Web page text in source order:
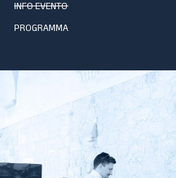
INFO EVENTO
PROGRAMMA